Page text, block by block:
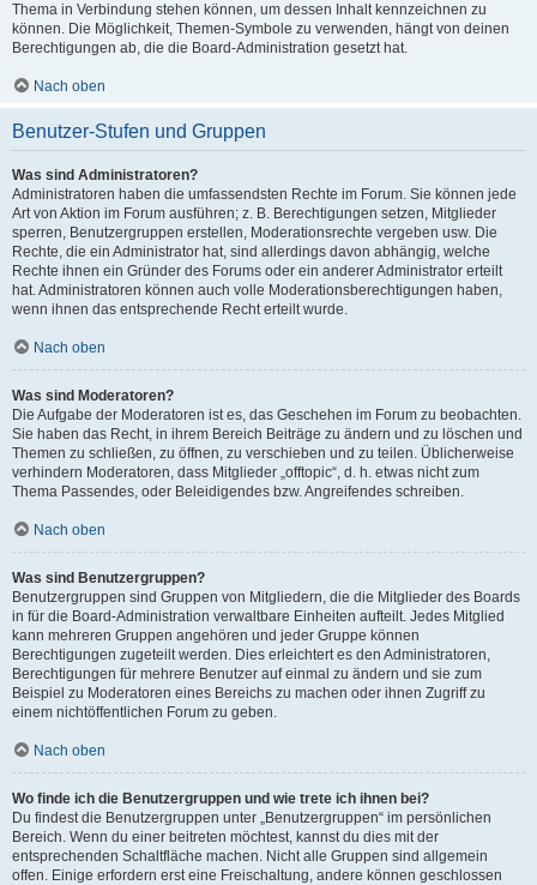
Thema in Verbindung stehen können, um dessen Inhalt kennzeichnen zu
können. Die Möglichkeit, Themen-Symbole zu verwenden, hängt von deinen
Berechtigungen ab, die die Board-Administration gesetzt hat.
Nach oben
Benutzer-Stufen und Gruppen
Was sind Administratoren?
Administratoren haben die umfassendsten Rechte im Forum. Sie können jede
Art von Aktion im Forum ausführen; z. B. Berechtigungen setzen, Mitglieder
sperren, Benutzergruppen erstellen, Moderationsrechte vergeben usw. Die
Rechte, die ein Administrator hat, sind allerdings davon abhängig, welche
Rechte ihnen ein Gründer des Forums oder ein anderer Administrator erteilt
hat. Administratoren können auch volle Moderationsberechtigungen haben,
wenn ihnen das entsprechende Recht erteilt wurde.
Nach oben
Was sind Moderatoren?
Die Aufgabe der Moderatoren ist es, das Geschehen im Forum zu beobachten.
Sie haben das Recht, in ihrem Bereich Beiträge zu ändern und zu löschen und
Themen zu schließen, zu öffnen, zu verschieben und zu teilen. Üblicherweise
verhindern Moderatoren, dass Mitglieder „offtopic“, d. h. etwas nicht zum
Thema Passendes, oder Beleidigendes bzw. Angreifendes schreiben.
Nach oben
Was sind Benutzergruppen?
Benutzergruppen sind Gruppen von Mitgliedern, die die Mitglieder des Boards
in für die Board-Administration verwaltbare Einheiten aufteilt. Jedes Mitglied
kann mehreren Gruppen angehören und jeder Gruppe können
Berechtigungen zugeteilt werden. Dies erleichtert es den Administratoren,
Berechtigungen für mehrere Benutzer auf einmal zu ändern und sie zum
Beispiel zu Moderatoren eines Bereichs zu machen oder ihnen Zugriff zu
einem nichtöffentlichen Forum zu geben.
Nach oben
Wo finde ich die Benutzergruppen und wie trete ich ihnen bei?
Du findest die Benutzergruppen unter „Benutzergruppen“ im persönlichen
Bereich. Wenn du einer beitreten möchtest, kannst du dies mit der
entsprechenden Schaltfläche machen. Nicht alle Gruppen sind allgemein
offen. Einige erfordern erst eine Freischaltung, andere können geschlossen